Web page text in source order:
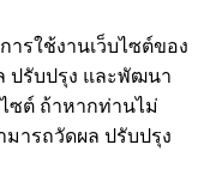
รใช้งานเว็บไซต์ของ
ปรับปรุง และพัฒนา
ซต์ ถ้าหากท่านไม่
มารถวัดผล ปรับปรุง